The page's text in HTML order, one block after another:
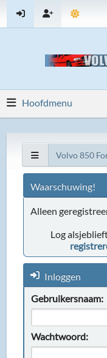
Hoofdmenu
Volvo 850
Waarschuwing!
Alleen
Log
Inloggen
Gebruikersnaam:
Wachtwoord: